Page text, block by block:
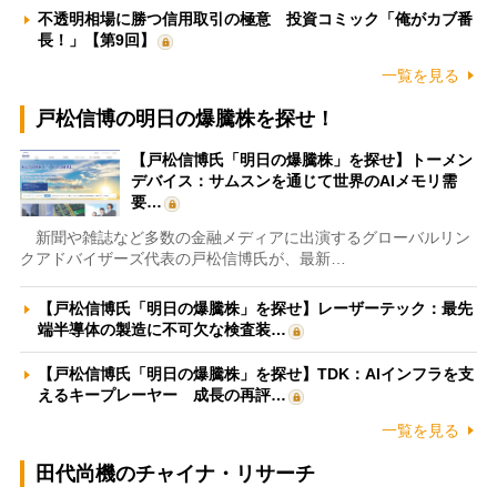
不透明相場に勝つ信用取引の極意 投資コミック「俺がカブ番
長！」【第9回】
一覧を見る
戸松信博の明日の爆騰株を探せ！
【戸松信博氏「明日の爆騰株」を探せ】トーメン
デバイス：サムスンを通じて世界のAIメモリ需
要…
新聞や雑誌など多数の金融メディアに出演するグローバルリン
クアドバイザーズ代表の戸松信博氏が、最新…
【戸松信博氏「明日の爆騰株」を探せ】レーザーテック：最先
端半導体の製造に不可欠な検査装…
【戸松信博氏「明日の爆騰株」を探せ】TDK：AIインフラを支
えるキープレーヤー 成長の再評…
一覧を見る
田代尚機のチャイナ・リサーチ